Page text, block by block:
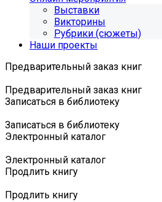
Выставки
Викторины
Рубрики (сюжеты)
Наши проекты
Предварительный заказ книг
Предварительный заказ книг
Записаться в библиотеку
Записаться в библиотеку
Электронный каталог
Электронный каталог
Продлить книгу
Продлить книгу